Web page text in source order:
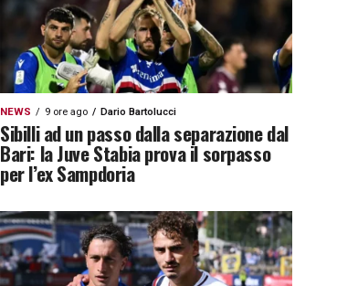
NEWS 9 ore ago Dario Bartolucci
Sibilli ad un passo dalla separazione dal
Bari: la Juve Stabia prova il sorpasso
per l’ex Sampdoria